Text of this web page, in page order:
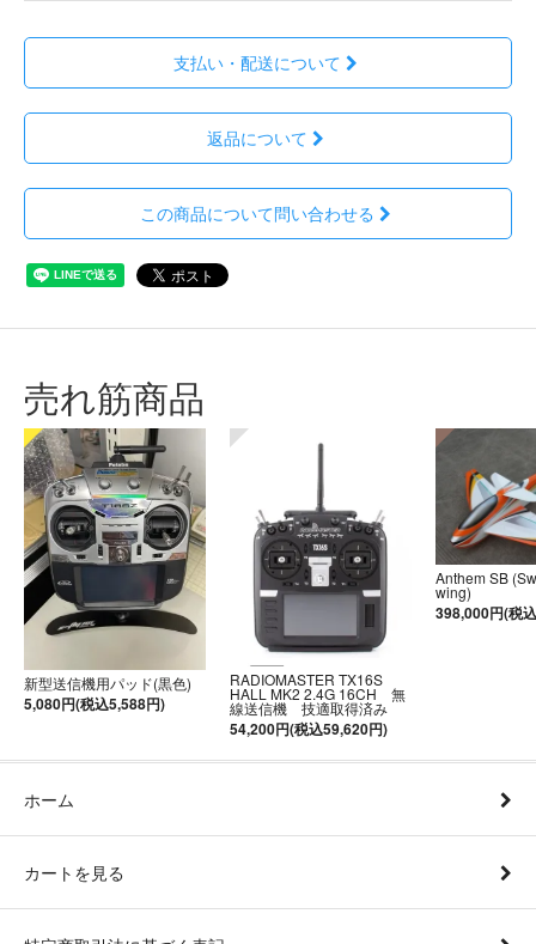
支払い・配送について
返品について
この商品について問い合わせる
売れ筋商品
新型送信機用パッド(黒色)
5,080円(税込5,588円)
RADIOMASTER TX16S
HALL MK2 2.4G 16CH 無
線送信機 技適取得済み
54,200円(税込59,620円)
Anthem SB
wing)
398,000円(税
ホーム
カートを見る